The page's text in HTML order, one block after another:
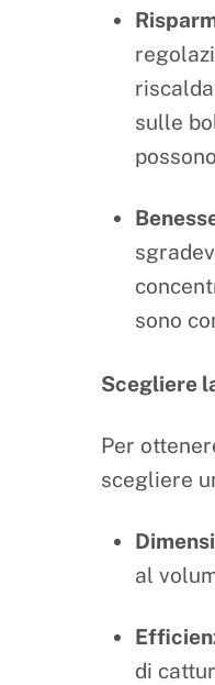
sulle
sono
Scegliere
Per
scegliere
al
di